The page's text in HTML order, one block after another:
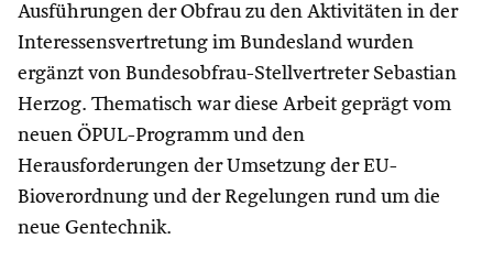
Ausführungen der Obfrau zu den Aktivitäten in der
Interessensvertretung im Bundesland wurden
ergänzt von Bundesobfrau-Stellvertreter Sebastian
Herzog. Thematisch war diese Arbeit geprägt vom
neuen ÖPUL-Programm und den
Herausforderungen der Umsetzung der EU-
Bioverordnung und der Regelungen rund um die
neue Gentechnik.